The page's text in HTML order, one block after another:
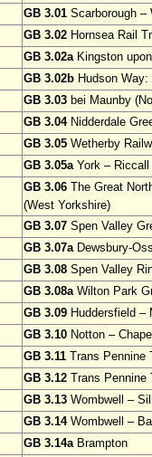
GB 3.01 Scarborough –
GB 3.02 Hornsea Rail
GB 3.02aKingston
GB 3.02b Hudson
GB 3.03 bei Maunby
GB 3.04Nidderdale
GB 3.05 Wetherby
GB 3.05aYork – Riccall
GB 3.06 The Great
(West Yorkshire)
GB 3.07 Spen Valley
GB 3.07aDewsbury-
GB 3.08 Spen Valley
GB 3.08aWilton Park
GB 3.09 Huddersfield –
GB 3.10 Notton –
GB 3.11 Trans Pennine
GB 3.12 Trans Pennine
GB 3.13 Wombwell –
GB 3.14Wombwell –
GB 3.14aBrampton